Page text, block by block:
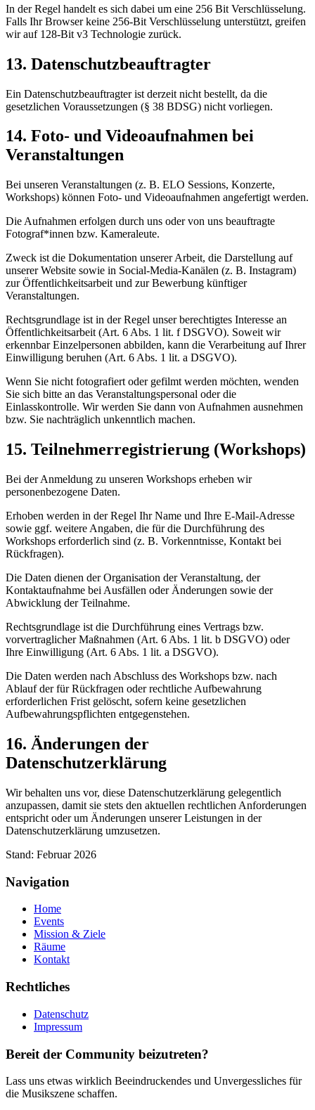
In der Regel handelt es sich dabei um eine 256 Bit Verschlüsselung.
Falls Ihr Browser keine 256-Bit Verschlüsselung unterstützt, greifen
wir auf 128-Bit v3 Technologie zurück.
13. Datenschutzbeauftragter
Ein Datenschutzbeauftragter ist derzeit nicht bestellt, da die
gesetzlichen Voraussetzungen (§ 38 BDSG) nicht vorliegen.
14. Foto- und Videoaufnahmen bei
Veranstaltungen
Bei unseren Veranstaltungen (z. B. ELO Sessions, Konzerte,
Workshops) können Foto- und Videoaufnahmen angefertigt werden.
Die Aufnahmen erfolgen durch uns oder von uns beauftragte
Fotograf*innen bzw. Kameraleute.
Zweck ist die Dokumentation unserer Arbeit, die Darstellung auf
unserer Website sowie in Social-Media-Kanälen (z. B. Instagram)
zur Öffentlichkeitsarbeit und zur Bewerbung künftiger
Veranstaltungen.
Rechtsgrundlage ist in der Regel unser berechtigtes Interesse an
Öffentlichkeitsarbeit (Art. 6 Abs. 1 lit. f DSGVO). Soweit wir
erkennbar Einzelpersonen abbilden, kann die Verarbeitung auf Ihrer
Einwilligung beruhen (Art. 6 Abs. 1 lit. a DSGVO).
Wenn Sie nicht fotografiert oder gefilmt werden möchten, wenden
Sie sich bitte an das Veranstaltungspersonal oder die
Einlasskontrolle. Wir werden Sie dann von Aufnahmen ausnehmen
bzw. Sie nachträglich unkenntlich machen.
15. Teilnehmerregistrierung (Workshops)
Bei der Anmeldung zu unseren Workshops erheben wir
personenbezogene Daten.
Erhoben werden in der Regel Ihr Name und Ihre E-Mail-Adresse
sowie ggf. weitere Angaben, die für die Durchführung des
Workshops erforderlich sind (z. B. Vorkenntnisse, Kontakt bei
Rückfragen).
Die Daten dienen der Organisation der Veranstaltung, der
Kontaktaufnahme bei Ausfällen oder Änderungen sowie der
Abwicklung der Teilnahme.
Rechtsgrundlage ist die Durchführung eines Vertrags bzw.
vorvertraglicher Maßnahmen (Art. 6 Abs. 1 lit. b DSGVO) oder
Ihre Einwilligung (Art. 6 Abs. 1 lit. a DSGVO).
Die Daten werden nach Abschluss des Workshops bzw. nach
Ablauf der für Rückfragen oder rechtliche Aufbewahrung
erforderlichen Frist gelöscht, sofern keine gesetzlichen
Aufbewahrungspflichten entgegenstehen.
16. Änderungen der
Datenschutzerklärung
Wir behalten uns vor, diese Datenschutzerklärung gelegentlich
anzupassen, damit sie stets den aktuellen rechtlichen Anforderungen
entspricht oder um Änderungen unserer Leistungen in der
Datenschutzerklärung umzusetzen.
Stand: Februar 2026
Navigation
Home
Events
Mission & Ziele
Räume
Kontakt
Rechtliches
Datenschutz
Impressum
Bereit der Community beizutreten?
Lass uns etwas wirklich Beeindruckendes und Unvergessliches für
die Musikszene schaffen.